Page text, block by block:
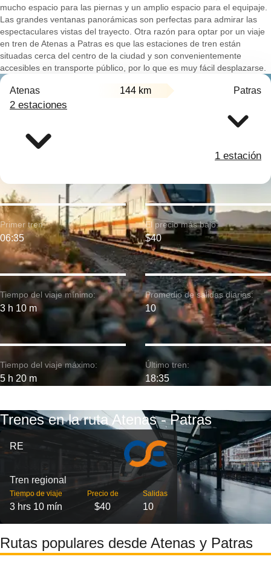
mucho espacio para las piernas y un amplio espacio para el equipaje.
Las grandes ventanas panorámicas son perfectas para admirar las
espectaculares vistas del trayecto. Otra razón para optar por un viaje
en tren de Atenas a Patras es que las estaciones de tren están
situadas cerca del centro de la ciudad y son convenientemente
accesibles en transporte público, por lo que es muy fácil desplazarse.
Atenas 144 km Patras
2 estaciones
1 estación
Tiempo del viaje mínimo:
3 h 10 m
Primer tren:
06:35
Tiempo del viaje máximo:
5 h 20 m
El precio más bajo:
$40
Promedio de salidas diarias:
10
Último tren:
18:35
Trenes en la ruta Atenas - Patras
RE
Tren regional
Tiempo de viaje
3 hrs 10 mín
Precio de
$40
Salidas
10
Rutas populares desde Atenas y Patras